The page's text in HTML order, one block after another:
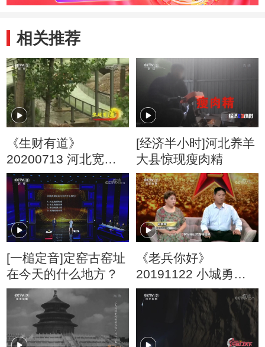
相关推荐
《生财有道》
20200713 河北宽
城：夏日旅游忙 山水
著文章
[经济半小时]河北养羊
大县惊现瘦肉精
[一槌定音]定窑古窑址
在今天的什么地方？
《老兵你好》
20191122 小城勇士
——无极英雄吕保民